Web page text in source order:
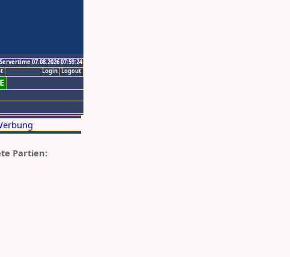
Servertime 07.08.2026 07:59:24
Logout
Login
Partien: